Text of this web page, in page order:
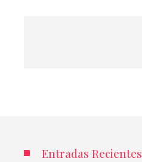
Entradas Recientes